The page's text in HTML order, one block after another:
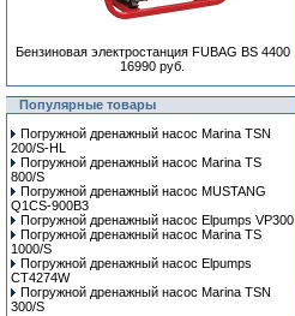
Бензиновая электростанция FUBAG BS 4400
16990 руб.
Популярные товары
Погружной дренажный насос Marina TSN
200/S-HL
Погружной дренажный насос Marina TS
800/S
Погружной дренажный насос MUSTANG
Q1CS-900B3
Погружной дренажный насос Elpumps VP300
Погружной дренажный насос Marina TS
1000/S
Погружной дренажный насос Elpumps
CT4274W
Погружной дренажный насос Marina TSN
300/S